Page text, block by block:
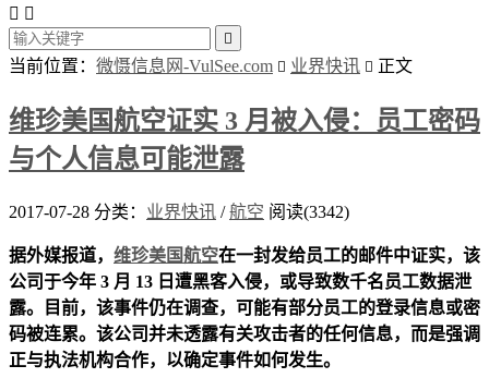
 

当前位置： 微慑信息网-VulSee.com  业界快讯  正文
维珍美国航空证实 3 月被入侵：员工密码
与个人信息可能泄露
2017-07-28 分类： 业界快讯 /航空 阅读(3342)
据外媒报道， 维珍美国航空在一封发给员工的邮件中证实，该
公司于今年 3 月 13 日遭黑客入侵，或导致数千名员工数据泄
露。目前，该事件仍在调查，可能有部分员工的登录信息或密
码被连累。该公司并未透露有关攻击者的任何信息，而是强调
正与执法机构合作，以确定事件如何发生。